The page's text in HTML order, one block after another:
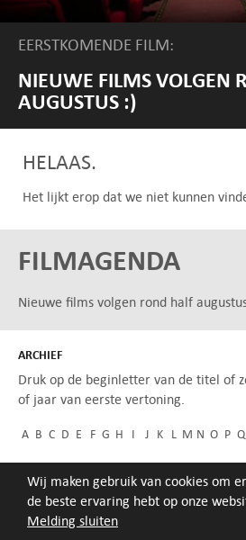
Melding sluiten
Wij maken gebruik van cookies om
de beste ervaring hebt op onze
EERSTKOMENDE FILM:
NIEUWE FILMS VOLGEN
AUGUSTUS :)
HELAAS.
Het lijkt erop dat we niet kunnen
FILMAGENDA
Nieuwe films volgen rond half
ARCHIEF
Druk op de beginletter van de titel of
of jaar van eerste vertoning.
A B C D E F G H I J K L M N O P Q